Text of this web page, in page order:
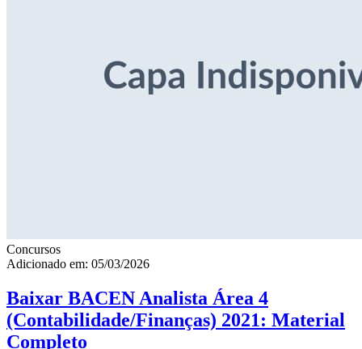
Concursos
Adicionado em: 05/03/2026
Baixar BACEN Analista Área 4
(Contabilidade/Finanças) 2021: Material
Completo